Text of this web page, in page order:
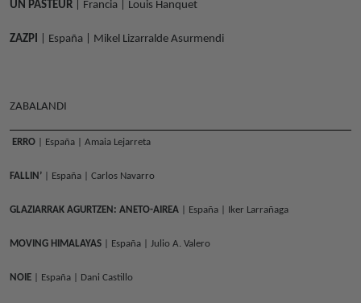
UN PASTEUR | Francia | Louis Hanquet
ZAZPI | España | Mikel Lizarralde Asurmendi
ZABALANDI
ERRO | España | Amaia Lejarreta
FALLIN’ | España | Carlos Navarro
GLAZIARRAK AGURTZEN: ANETO-AIREA | España | Iker Larrañaga
MOVING HIMALAYAS | España | Julio A. Valero
NOIE | España | Dani Castillo